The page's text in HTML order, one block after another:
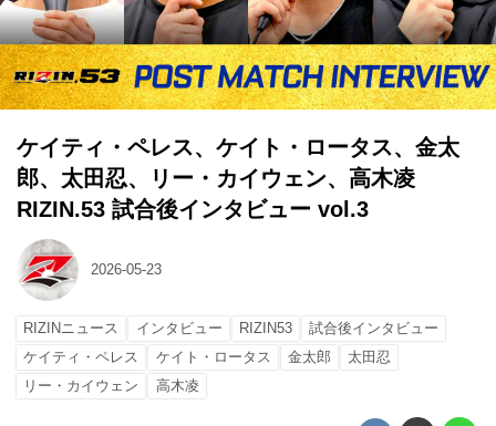
ケイティ・ペレス、ケイト・ロータス、金太
郎、太田忍、リー・カイウェン、高木凌
RIZIN.53 試合後インタビュー vol.3
2026-05-23
RIZINニュース インタビュー RIZIN53
試合後インタビュー
ケイティ・ペレス
ケイト・ロータス 金太郎
太田忍
リー・カイウェン
高木凌